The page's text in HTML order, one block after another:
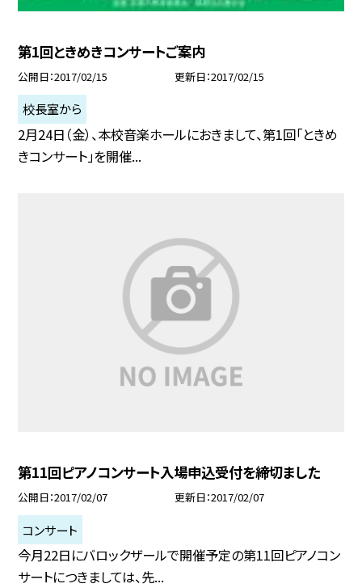
第1回ときめきコンサートご案内
公開日 2017/02/15 更新日 2017/02/15
校長室から
2月24日（金）、本校音楽ホールにおきまして、第1回「ときめ
きコンサート」を開催...
第11回ピアノコンサート入場申込受付を締切ました
公開日 2017/02/07 更新日 2017/02/07
コンサート
今月22日にバロックザールで開催予定の第11回ピアノコン
サートにつきましては、先...